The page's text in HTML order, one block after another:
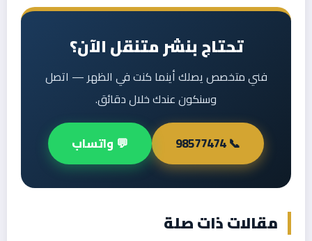
تحتاج بنشر متنقل الآن؟
فني متخصص يصلك أينما كنت في الظهر — اتصل
وسنكون عندك خلال دقائق.
📞 98577474 💬 واتساب
مقالات ذات صلة